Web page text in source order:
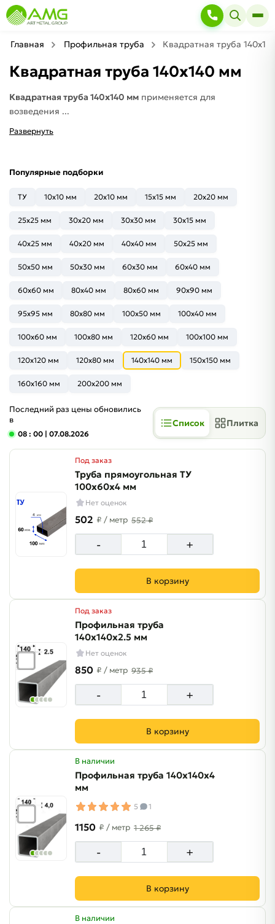
Главная Профильная труба Квадратная труба
Квадратная труба 140х140 мм
Квадратная труба 140х140 мм применяется для
возведения ...
Развернуть
Популярные подборки
ТУ 10x10 мм 20х10 мм 15x15 мм 20х20 мм
25х25 мм 30х20 мм 30x30 мм 30x15 мм
40x25 мм 40x20 мм 40x40 мм 50x25 мм
50x50 мм 50x30 мм 60x30 мм 60x40 мм
60x60 мм 80x40 мм 80x60 мм 90x90 мм
95x95 мм 80x80 мм 100x50 мм 100x40 мм
100x60 мм 100x80 мм 120x60 мм 100x100 мм
120x120 мм 120x80 мм 140x140 мм 150x150 мм
160x160 мм 200x200 мм
Последний раз цены обновились
в
08 : 00 | 07.08.2026
Список Плитка
Под заказ
Труба прямоугольная ТУ
100х60х4 мм
Нет оценок
502 ₽ / метр 552 ₽
- +
В корзину
Под заказ
Профильная труба
140х140х2.5 мм
Нет оценок
850 ₽ / метр 935 ₽
- +
В корзину
В наличии
Профильная труба 140х140х4
мм
5 1
1150 ₽ / метр 1 265 ₽
- +
В корзину
В наличии